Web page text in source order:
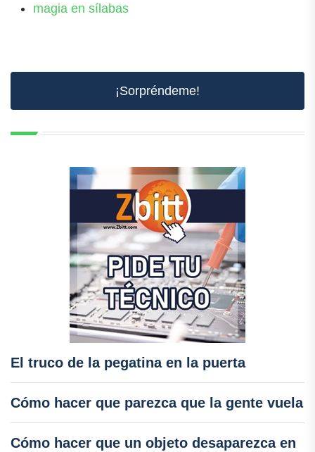
magia en sílabas
¡Sorpréndeme!
El truco de la pegatina en la puerta
Cómo hacer que parezca que la gente vuela
Cómo hacer que un objeto desaparezca en